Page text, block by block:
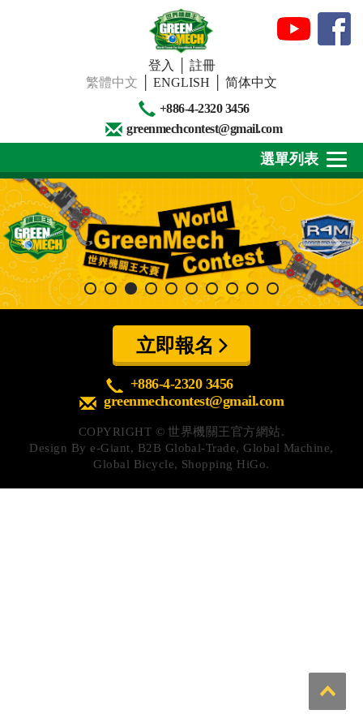
登入
註冊
繁體中文
ENGLISH
简体中文
+886-4-2320 3456
greenmechcontest@gmail.com
關於我們
最新消息
下載專區
精彩回顧
心得分享
Q&A專區
友情連結
選單列表
立即報名
+886-4-2320 3456
greenmechcontest@gmail.com
COPYRIGHT ©世界機關王官方網站.
Design Bye-Giant, B2B Global-Trade,Global Machine,
Global Bicycle, Shopping HiGo.